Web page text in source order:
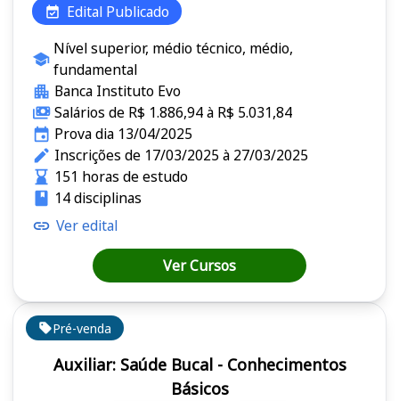
Pré-venda
Auxiliar: Saúde Bucal - Conhecimentos
Básicos
Edital Publicado
Nível superior, médio técnico, médio,
fundamental
Banca Instituto Evo
Salários de R$ 1.886,94 à R$ 5.031,84
Prova dia 13/04/2025
Inscrições de 17/03/2025 à 27/03/2025
151 horas de estudo
14 disciplinas
Ver edital
Ver Cursos